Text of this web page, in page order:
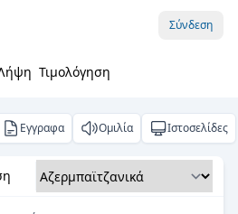
Σύνδεση
Τιμολόγηση
Εγγραφα Ομιλία Ιστοσελίδες